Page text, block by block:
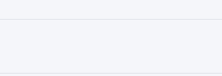
автоматические отчеты с